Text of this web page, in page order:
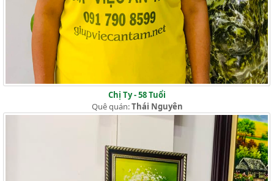
Chị Ty - 58 Tuổi
Quê quán:Thái Nguyên